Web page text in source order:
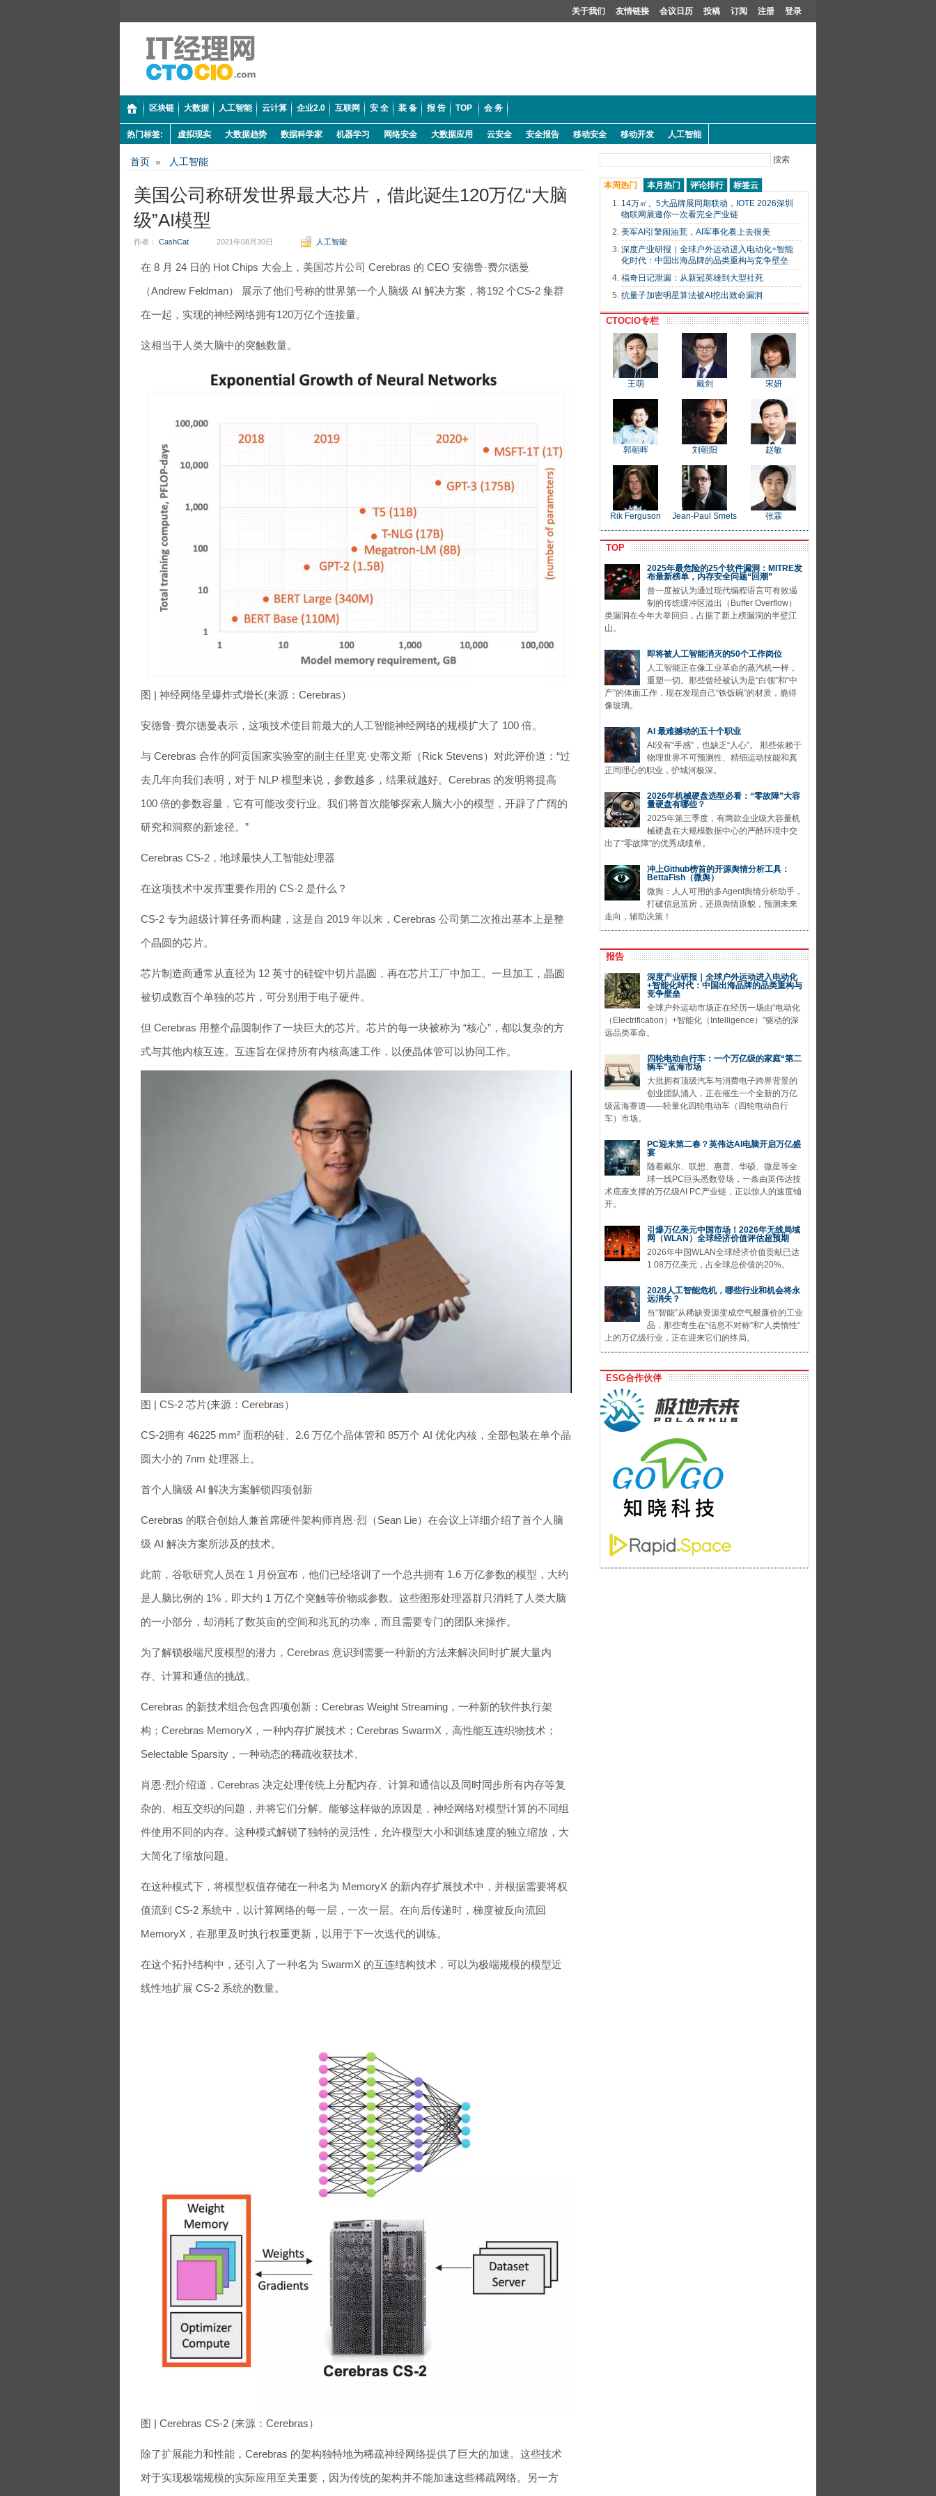
关于我们 友情链接 会议日历 投稿 订阅 注册 登录
区块链 大数据 人工智能 云计算 企业2.0 互联网 安 全 装 备 报 告 TOP 会 务
热门标签: 虚拟现实 大数据趋势 数据科学家 机器学习 网络安全 大数据应用 云安全 安全报告 移动安全 移动开发 人工智能
首页 » 人工智能
美国公司称研发世界最大芯片，借此诞生120万亿“大脑
级”AI模型
作者： CashCat 2021年08月30日 人工智能
在 8 月 24 日的 Hot Chips 大会上，美国芯片公司 Cerebras 的 CEO 安德鲁·费尔德曼
（Andrew Feldman） 展示了他们号称的世界第一个人脑级 AI 解决方案，将192 个CS-2 集群
在一起，实现的神经网络拥有120万亿个连接量。
这相当于人类大脑中的突触数量。
图 | 神经网络呈爆炸式增长(来源：Cerebras）
安德鲁·费尔德曼表示，这项技术使目前最大的人工智能神经网络的规模扩大了 100 倍。
与 Cerebras 合作的阿贡国家实验室的副主任里克·史蒂文斯（Rick Stevens）对此评价道：“过
去几年向我们表明，对于 NLP 模型来说，参数越多，结果就越好。Cerebras 的发明将提高
100 倍的参数容量，它有可能改变行业。我们将首次能够探索人脑大小的模型，开辟了广阔的
研究和洞察的新途径。”
Cerebras CS-2，地球最快人工智能处理器
在这项技术中发挥重要作用的 CS-2 是什么？
CS-2 专为超级计算任务而构建，这是自 2019 年以来，Cerebras 公司第二次推出基本上是整
个晶圆的芯片。
芯片制造商通常从直径为 12 英寸的硅锭中切片晶圆，再在芯片工厂中加工。一旦加工，晶圆
被切成数百个单独的芯片，可分别用于电子硬件。
但 Cerebras 用整个晶圆制作了一块巨大的芯片。芯片的每一块被称为 “核心”，都以复杂的方
式与其他内核互连。互连旨在保持所有内核高速工作，以便晶体管可以协同工作。
图 | CS-2 芯片(来源：Cerebras）
CS-2拥有 46225 mm² 面积的硅、2.6 万亿个晶体管和 85万个 AI 优化内核，全部包装在单个晶
圆大小的 7nm 处理器上。
首个人脑级 AI 解决方案解锁四项创新
Cerebras 的联合创始人兼首席硬件架构师肖恩·烈（Sean Lie）在会议上详细介绍了首个人脑
级 AI 解决方案所涉及的技术。
此前，谷歌研究人员在 1 月份宣布，他们已经培训了一个总共拥有 1.6 万亿参数的模型，大约
是人脑比例的 1%，即大约 1 万亿个突触等价物或参数。这些图形处理器群只消耗了人类大脑
的一小部分，却消耗了数英亩的空间和兆瓦的功率，而且需要专门的团队来操作。
为了解锁极端尺度模型的潜力，Cerebras 意识到需要一种新的方法来解决同时扩展大量内
存、计算和通信的挑战。
Cerebras 的新技术组合包含四项创新：Cerebras Weight Streaming，一种新的软件执行架
构；Cerebras MemoryX，一种内存扩展技术；Cerebras SwarmX，高性能互连织物技术；
Selectable Sparsity，一种动态的稀疏收获技术。
肖恩·烈介绍道，Cerebras 决定处理传统上分配内存、计算和通信以及同时同步所有内存等复
杂的、相互交织的问题，并将它们分解。能够这样做的原因是，神经网络对模型计算的不同组
件使用不同的内存。这种模式解锁了独特的灵活性，允许模型大小和训练速度的独立缩放，大
大简化了缩放问题。
在这种模式下，将模型权值存储在一种名为 MemoryX 的新内存扩展技术中，并根据需要将权
值流到 CS-2 系统中，以计算网络的每一层，一次一层。在向后传递时，梯度被反向流回
MemoryX，在那里及时执行权重更新，以用于下一次迭代的训练。
在这个拓扑结构中，还引入了一种名为 SwarmX 的互连结构技术，可以为极端规模的模型近
线性地扩展 CS-2 系统的数量。
图 | Cerebras CS-2 (来源：Cerebras）
除了扩展能力和性能，Cerebras 的架构独特地为稀疏神经网络提供了巨大的加速。这些技术
对于实现极端规模的实际应用至关重要，因为传统的架构并不能加速这些稀疏网络。另一方
搜索
本周热门 本月热门 评论排行
标签云
14万㎡、5大品牌展同期联动，IOTE 2026深圳
物联网展邀你一次看完全产业链
美军AI引擎闹油荒，AI军事化看上去很美
深度产业研报｜全球户外运动进入电动化+智能
化时代：中国出海品牌的品类重构与竞争壁垒
福奇日记泄漏：从新冠英雄到大型社死
抗量子加密明星算法被AI挖出致命漏洞
CTOCIO专栏
王萌 戴剑 宋妍
郭朝晖 刘朝阳 赵敏
Rik Ferguson Jean-Paul Smets 张霖
TOP
2025年最危险的25个软件漏洞：MITRE发
布最新榜单，内存安全问题“回潮”
曾一度被认为通过现代编程语言可有效遏
制的传统缓冲区溢出（Buffer Overflow）
类漏洞在今年大举回归，占据了新上榜漏洞的半壁江
山。
即将被人工智能消灭的50个工作岗位
人工智能正在像工业革命的蒸汽机一样，
重塑一切。那些曾经被认为是“白领”和“中
产”的体面工作，现在发现自己“铁饭碗”的材质，脆得
像玻璃。
AI 最难撼动的五十个职业
AI没有“手感”，也缺乏“人心”。 那些依赖于
物理世界不可预测性、精细运动技能和真
正同理心的职业，护城河极深。
2026年机械硬盘选型必看：“零故障”大容
量硬盘有哪些？
2025年第三季度，有两款企业级大容量机
械硬盘在大规模数据中心的严酷环境中交
出了“零故障”的优秀成绩单。
冲上Github榜首的开源舆情分析工具：
BettaFish（微舆）
微舆：人人可用的多Agent舆情分析助手，
打破信息茧房，还原舆情原貌，预测未来
走向，辅助决策！
报告
深度产业研报｜全球户外运动进入电动化
+智能化时代：中国出海品牌的品类重构与
竞争壁垒
全球户外运动市场正在经历一场由“电动化
（Electrification）+智能化（Intelligence）”驱动的深
远品类革命。
四轮电动自行车：一个万亿级的家庭“第二
辆车”蓝海市场
大批拥有顶级汽车与消费电子跨界背景的
创业团队涌入，正在催生一个全新的万亿
级蓝海赛道——轻量化四轮电动车（四轮电动自行
车）市场。
PC迎来第二春？英伟达AI电脑开启万亿盛
宴
随着戴尔、联想、惠普、华硕、微星等全
球一线PC巨头悉数登场，一条由英伟达技
术底座支撑的万亿级AI PC产业链，正以惊人的速度铺
开。
引爆万亿美元中国市场！2026年无线局域
网（WLAN）全球经济价值评估超预期
2026年中国WLAN全球经济价值贡献已达
1.08万亿美元，占全球总价值的20%。
2028人工智能危机，哪些行业和机会将永
远消失？
当“智能”从稀缺资源变成空气般廉价的工业
品，那些寄生在“信息不对称”和“人类惰性”
上的万亿级行业，正在迎来它们的终局。
ESG合作伙伴